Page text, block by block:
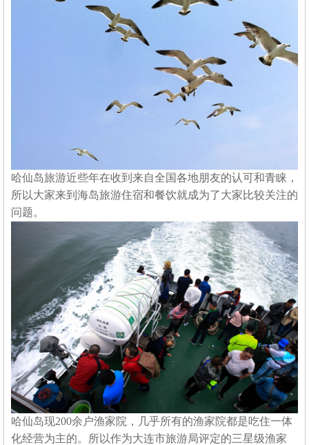
哈仙岛旅游近些年在收到来自全国各地朋友的认可和青睐，
所以大家来到海岛旅游住宿和餐饮就成为了大家比较关注的
问题。
哈仙岛现200余户渔家院，几乎所有的渔家院都是吃住一体
化经营为主的。所以作为大连市旅游局评定的三星级渔家